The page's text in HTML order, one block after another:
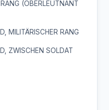
(OBERLEUTNANT
MILITÄRISCHER RANG
ZWISCHEN SOLDAT